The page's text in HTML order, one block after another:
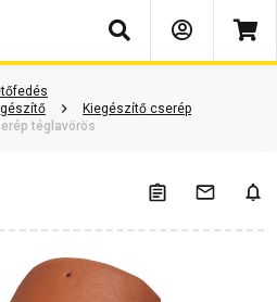
Keresés
Kiegészítő cserép
téglavörös
Kérdések és válaszok